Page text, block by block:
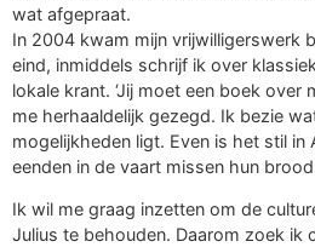
wat afgepraat.
In 2004 kwam mijn vrijwilligerswerk
eind, inmiddels schrijf ik over
lokale krant. ‘Jij moet een boek over
me herhaaldelijk gezegd. Ik bezie
mogelijkheden ligt. Even is het stil in
eenden in de vaart missen hun
Ik wil me graag inzetten om de
Julius te behouden. Daarom zoek ik